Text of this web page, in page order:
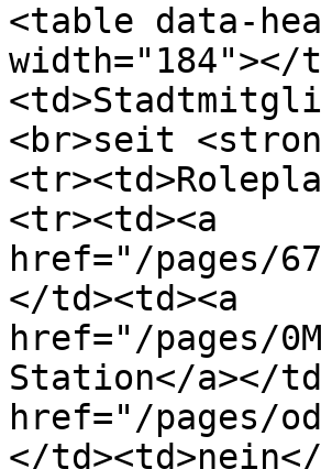
<table data-
width="184"></
<br>seit
<tr><td><a
href="/pages/
</td><td><a
href="/pages/
Station</a></
href="/pages/
</